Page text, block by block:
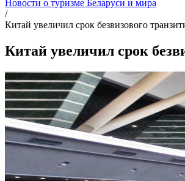
Новости о туризме Беларуси и мира
/
Китай увеличил срок безвизового
Китай увеличил срок